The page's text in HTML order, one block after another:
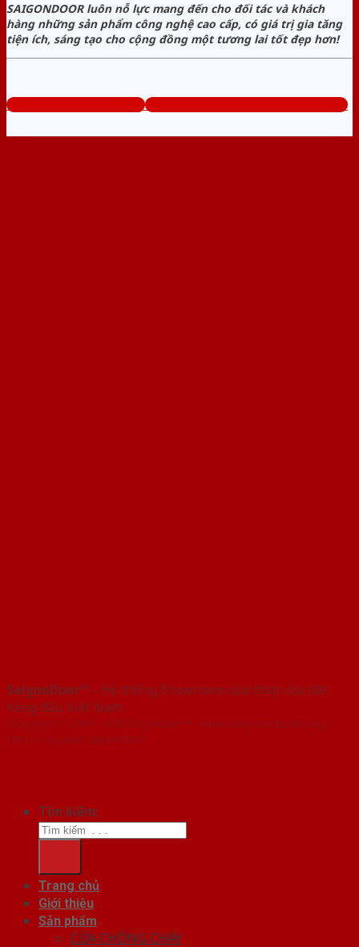
SAIGONDOOR luôn nỗ lực mang đến cho đối tác và khách
hàng những sản phẩm công nghệ cao cấp, có giá trị gia tăng
tiện ích, sáng tạo cho cộng đồng một tương lai tốt đẹp hơn!
www.cuagocomposite.org Tổng đài tư vấn miễn phí: 0824.400.400
SaigonDoor™ - Hệ thống Showroom cửa thép cửa sắt
hàng đầu Việt Nam
Copyright ⓒ 2016 – 2026 SaigonDoor™ - www.cuagocomposite.org |
Đơn vị chủ quản SaigonDoor
Tìm kiếm:
Trang chủ
Giới thiệu
Sản phẩm
CỬA CHỐNG CHÁY